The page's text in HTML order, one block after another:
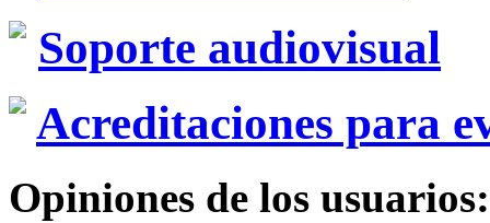
Soporte audiovisual
Acreditaciones para
Opiniones de los usuarios: